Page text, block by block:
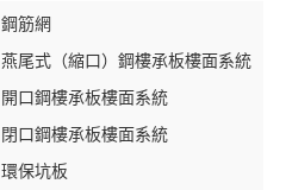
鋼筋網
燕尾式（縮口）鋼樓承板樓面系統
開口鋼樓承板樓面系統
閉口鋼樓承板樓面系統
環保坑板